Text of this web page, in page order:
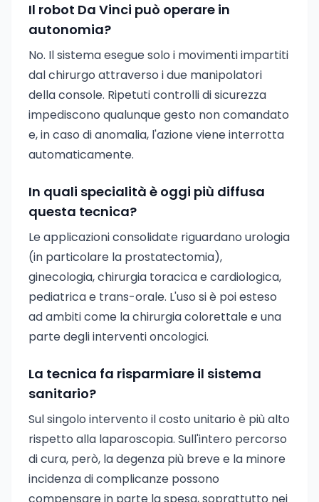
Il robot Da Vinci può operare in
autonomia?
No. Il sistema esegue solo i movimenti impartiti
dal chirurgo attraverso i due manipolatori
della console. Ripetuti controlli di sicurezza
impediscono qualunque gesto non comandato
e, in caso di anomalia, l'azione viene interrotta
automaticamente.
In quali specialità è oggi più diffusa
questa tecnica?
Le applicazioni consolidate riguardano urologia
(in particolare la prostatectomia),
ginecologia, chirurgia toracica e cardiologica,
pediatrica e trans-orale. L'uso si è poi esteso
ad ambiti come la chirurgia colorettale e una
parte degli interventi oncologici.
La tecnica fa risparmiare il sistema
sanitario?
Sul singolo intervento il costo unitario è più alto
rispetto alla laparoscopia. Sull'intero percorso
di cura, però, la degenza più breve e la minore
incidenza di complicanze possono